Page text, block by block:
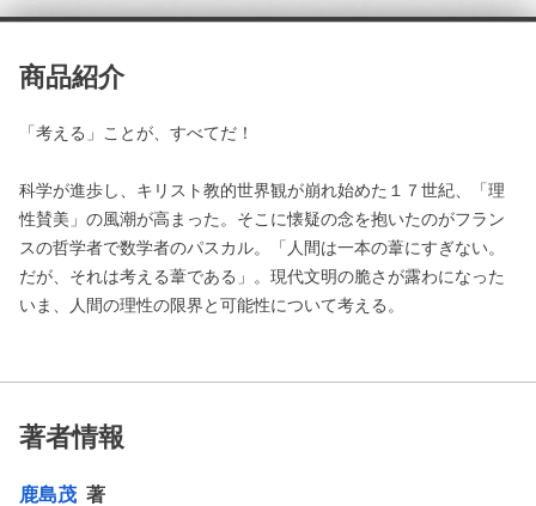
商品紹介
「考える」ことが、すべてだ！
科学が進歩し、キリスト教的世界観が崩れ始めた１７世紀、「理
性賛美」の風潮が高まった。そこに懐疑の念を抱いたのがフラン
スの哲学者で数学者のパスカル。「人間は一本の葦にすぎない。
だが、それは考える葦である」。現代文明の脆さが露わになった
いま、人間の理性の限界と可能性について考える。
著者情報
鹿島茂 著